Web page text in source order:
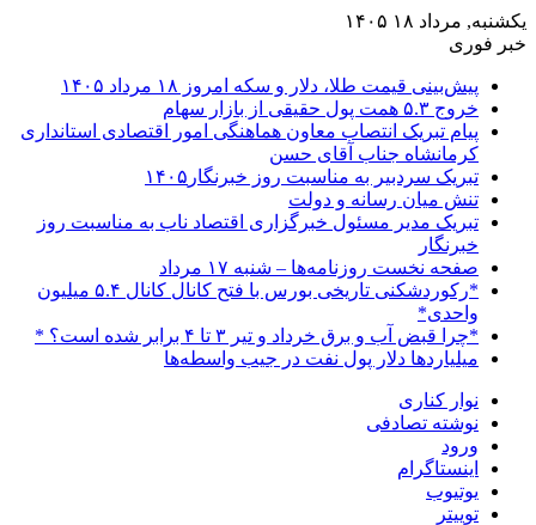
یکشنبه, مرداد ۱۸ ۱۴۰۵
خبر فوری
پیش‌بینی قیمت طلا، دلار و سکه امروز ۱۸ مرداد ۱۴۰۵
خروج ۵.۳ همت پول حقیقی از بازار سهام
پیام تبریک انتصاب معاون هماهنگی امور اقتصادی استانداری
کرمانشاه جناب آقای حسن
تبریک سردبیر به مناسبت روز خبرنگار۱۴۰۵
تنش میان رسانه و دولت
تبریک مدیر مسئول خبرگزاری اقتصاد ناب به مناسبت روز
خبرنگار
صفحه نخست روزنامه‌ها – شنبه ۱۷ مرداد
*رکوردشکنی تاریخی بورس با فتح کانال کانال ۵.۴ میلیون
واحدی*
*چرا قبض آب و برق خرداد و تیر ۳ تا ۴ برابر شده است؟ *
میلیاردها دلار پول نفت در جیب واسطه‌ها
نوار کناری
نوشته تصادفی
ورود
اینستاگرام
یوتیوب
توییتر